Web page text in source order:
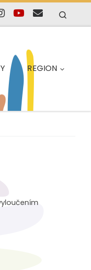
REGION